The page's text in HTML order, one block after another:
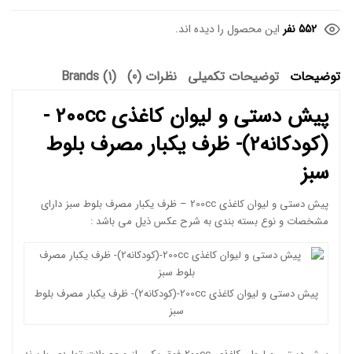
552 نفر این محصول را دیده اند.
توضیحات توضیحات تکمیلی نظرات (0) Brands (1)
پیش دستی و لیوان کاغذی 200cc -
(کودکانه2)- ظرف یکبار مصرف بلوط
سبز
پیش دستی و لیوان کاغذی 200cc – ظرف یکبار مصرف بلوط سبز دارای
مشخصات و نوع بسته بندی به شرح عکس ذیل می باشد :
پیش دستی و لیوان کاغذی 200cc-(کودکانه2)- ظرف یکبار مصرف بلوط
سبز